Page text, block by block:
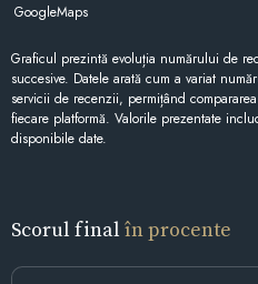
GoogleMaps
Graficul prezintă evoluția numărului de
succesive. Datele arată cum a variat
servicii de recenzii, permițând
fiecare platformă. Valorile prezentate
disponibile date.
Scorul final în procente